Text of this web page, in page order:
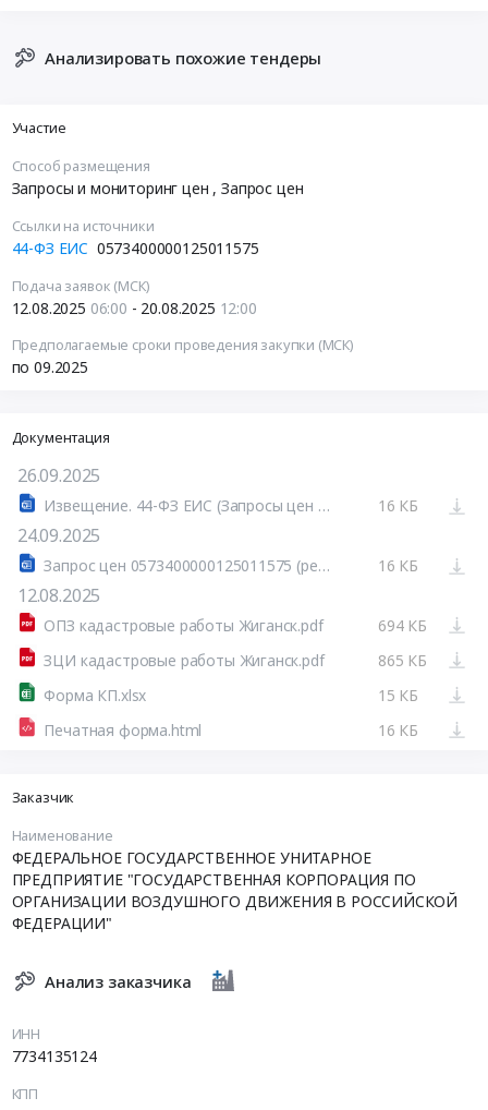
Анализировать похожие тендеры
Участие
Способ размещения
Запросы и мониторинг цен , Запрос цен
Ссылки на источники
44-ФЗ ЕИС 0573400000125011575
Подача заявок (МСК)
12.08.2025 06:00 - 20.08.2025 12:00
Предполагаемые сроки проведения закупки (МСК)
по 09.2025
Документация
26.09.2025
Извещение. 44-ФЗ ЕИС (Запросы цен товаров, работ, услуг) 16 КБ
24.09.2025
Запрос цен 0573400000125011575 (ред. №01) 16 КБ
12.08.2025
ОПЗ кадастровые работы Жиганск.pdf
694 КБ
ЗЦИ кадастровые работы Жиганск.pdf
865 КБ
Форма КП.xlsx
15 КБ
Печатная форма.html
16 КБ
Заказчик
Наименование
ФЕДЕРАЛЬНОЕ ГОСУДАРСТВЕННОЕ УНИТАРНОЕ
ПРЕДПРИЯТИЕ "ГОСУДАРСТВЕННАЯ КОРПОРАЦИЯ ПО
ОРГАНИЗАЦИИ ВОЗДУШНОГО ДВИЖЕНИЯ В РОССИЙСКОЙ
ФЕДЕРАЦИИ"
Анализ заказчика
ИНН
7734135124
КПП